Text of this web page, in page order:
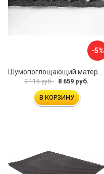
-5%
9 115 руб. 8 659 руб.
В КОРЗИНУ